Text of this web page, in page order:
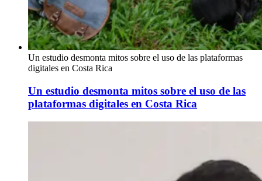
Un estudio desmonta mitos sobre el uso de las plataformas
digitales en Costa Rica
Un estudio desmonta mitos sobre el uso de las
plataformas digitales en Costa Rica